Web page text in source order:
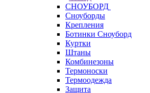
СНОУБОРД
Сноуборды
Крепления
Ботинки Сноуборд
Куртки
Штаны
Комбинезоны
Термоноски
Термоодежда
Защита